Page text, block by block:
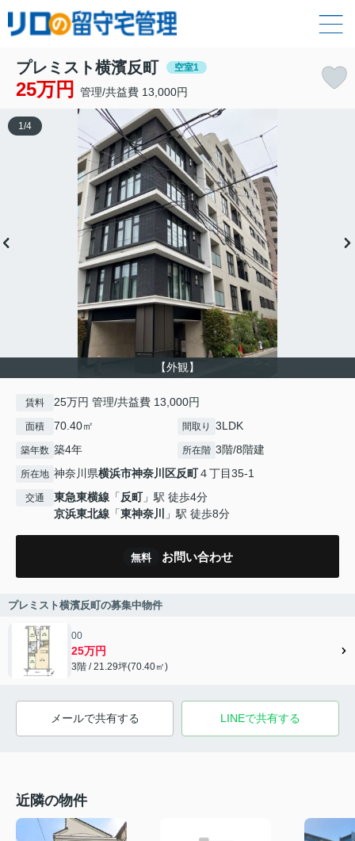
プレミスト横濱反町 空室1
25万円 管理/共益費 13,000円
【外観】
1 /4
賃料 25万円 管理/共益費 13,000円
面積 70.40㎡ 間取り 3LDK
築年数 築4年 所在階 3階/8階建
所在地 神奈川県横浜市神奈川区反町４丁目35-1
交通 東急東横線 「 反町」駅 徒歩4分
京浜東北線 「東神奈川 」駅 徒歩8分
無料 お問い合わせ
プレミスト横濱反町の募集中物件
00
25万円
3階 / 21.29坪(70.40㎡)
メールで共有する LINEで共有する
近隣の物件